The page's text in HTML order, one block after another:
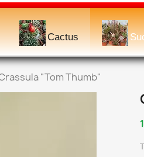
Cactus
"Tom Thumb"